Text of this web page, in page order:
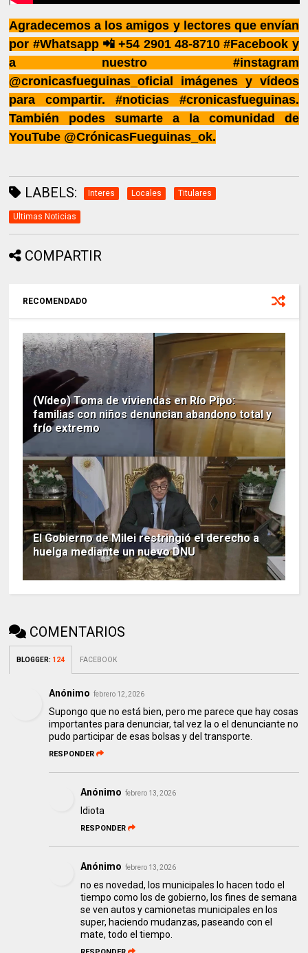
Agradecemos a los amigos y lectores que envían
por #Whatsapp 📲 +54 2901 48-8710 #Facebook y
a nuestro #instagram
@cronicasfueguinas_oficial imágenes y vídeos
para compartir. #noticias #cronicasfueguinas.
También podes sumarte a la comunidad de
YouTube @CrónicasFueguinas_ok.
LABELS: Interes Locales Titulares
Ultimas Noticias
COMPARTIR
RECOMENDADO
(Vídeo) Toma de viviendas en Río Pipo:
familias con niños denuncian abandono total y
frío extremo
El Gobierno de Milei restringió el derecho a
huelga mediante un nuevo DNU
COMENTARIOS
BLOGGER: 124 FACEBOOK
Anónimo febrero 12, 2026
Supongo que no está bien, pero me parece que hay cosas
importantes para denunciar, tal vez la o el denunciante no
pudo participar de esas bolsas y del transporte.
RESPONDER
Anónimo febrero 13, 2026
Idiota
RESPONDER
Anónimo febrero 13, 2026
no es novedad, los municipales lo hacen todo el
tiempo como los de gobierno, los fines de semana
se ven autos y camionetas municipales en los
super, haciendo mudanzas, paseando con el
mate, todo el tiempo.